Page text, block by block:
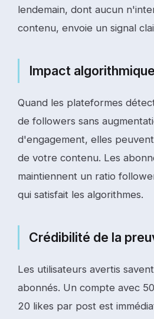
lendemain, dont aucun
contenu, envoie un signal
Impact algorithmique
Quand les plateformes
de followers sans
d'engagement, elles
de votre contenu. Les
maintiennent un ratio
qui satisfait les algorithmes.
Crédibilité de la
Les utilisateurs avertis
abonnés. Un compte avec
20 likes par post est